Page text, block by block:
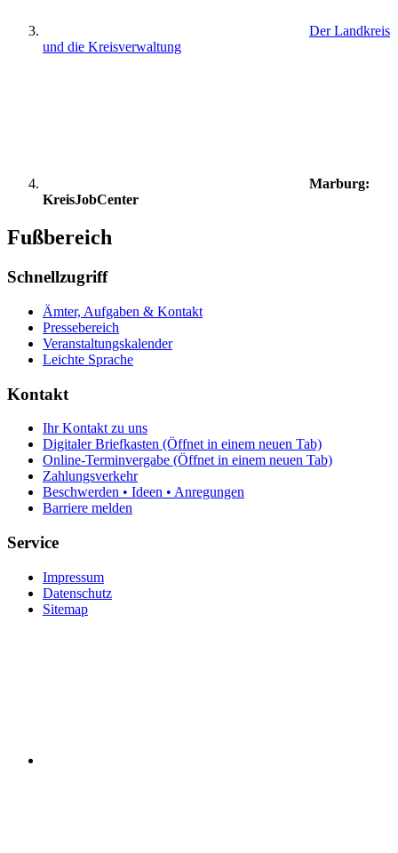
Der Landkreis
und die Kreisverwaltung
Marburg:
KreisJobCenter
Fußbereich
Schnellzugriff
Ämter, Aufgaben & Kontakt
Pressebereich
Veranstaltungskalender
Leichte Sprache
Kontakt
Ihr Kontakt zu uns
Digitaler Briefkasten (Öffnet in einem neuen Tab)
Online-Terminvergabe (Öffnet in einem neuen Tab)
Zahlungsverkehr
Beschwerden • Ideen • Anregungen
Barriere melden
Service
Impressum
Datenschutz
Sitemap